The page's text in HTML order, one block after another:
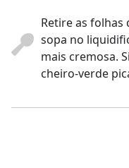
Retire as folhas
sopa no
mais cremosa.
cheiro-verde